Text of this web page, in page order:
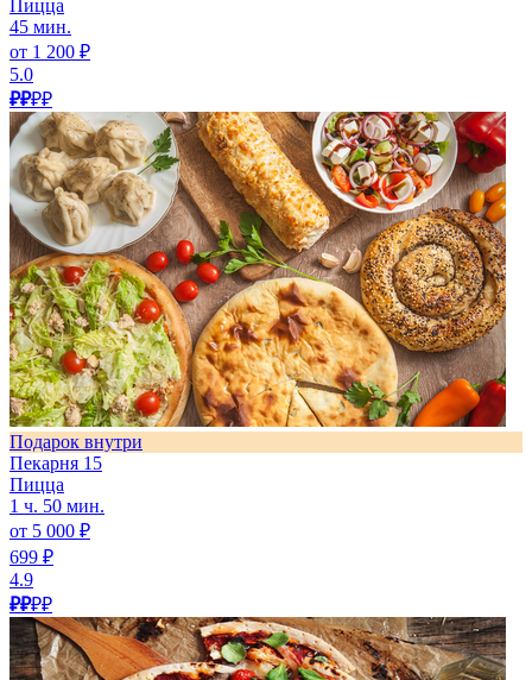
Пицца
45 мин.
от 1 200 ₽
5.0
₽₽₽₽
Подарок внутри
Пекарня 15
Пицца
1 ч. 50 мин.
от 5 000 ₽
699 ₽
4.9
₽₽₽₽